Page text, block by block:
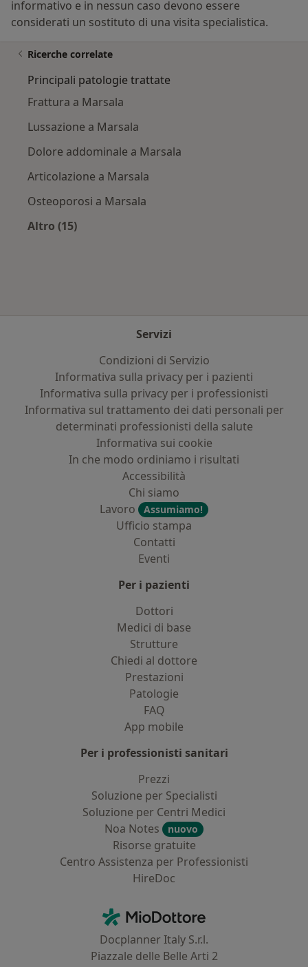
informativo e in nessun caso devono essere
considerati un sostituto di una visita specialistica.
Ricerche correlate
Principali patologie trattate
Frattura a Marsala
Lussazione a Marsala
Dolore addominale a Marsala
Articolazione a Marsala
Osteoporosi a Marsala
Altro (15)
Servizi
Condizioni di Servizio
Informativa sulla privacy per i pazienti
Informativa sulla privacy per i professionisti
Informativa sul trattamento dei dati personali per
determinati professionisti della salute
Informativa sui cookie
In che modo ordiniamo i risultati
Accessibilità
Chi siamo
Lavoro
Assumiamo!
Ufficio stampa
Contatti
Eventi
Per i pazienti
Dottori
Medici di base
Strutture
Chiedi al dottore
Prestazioni
Patologie
FAQ
App mobile
Per i professionisti sanitari
Prezzi
Soluzione per Specialisti
Soluzione per Centri Medici
Noa Notes
nuovo
Risorse gratuite
Centro Assistenza per Professionisti
HireDoc
MioDottore - Homepage
Docplanner Italy S.r.l.
Piazzale delle Belle Arti 2